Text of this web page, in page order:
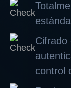
Cifrado
control